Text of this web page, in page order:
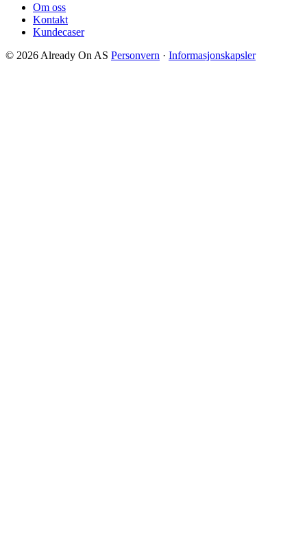
Om oss
Kontakt
Kundecaser
© 2026 Already On AS Personvern · Informasjonskapsler